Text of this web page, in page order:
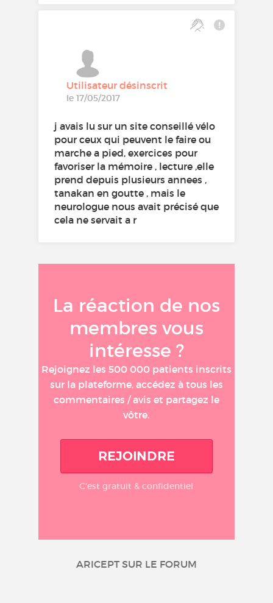
Utilisateur désinscrit
le 17/05/2017
j avais lu sur un site conseillé vélo
pour ceux qui peuvent le faire ou
marche a pied, exercices pour
favoriser la mémoire , lecture ,elle
prend depuis plusieurs annees ,
tanakan en goutte , mais le
neurologue nous avait précisé que
cela ne servait a r
La réaction de nos
membres vous
intéresse ?
Rejoignez les 500 000 patients inscrits
sur la plateforme, accédez à tous les
commentaires / avis et partagez le
vôtre.
REJOINDRE
C'est gratuit & confidentiel
ARICEPT SUR LE FORUM